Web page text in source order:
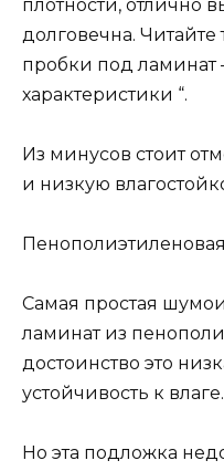
плотности, отлично
долговечна.
пробки под
характеристики “.
Из минусов стоит
и низкую
Самая простая
ламинат из
достоинство это
устойчивость к влаге.
Но эта подложка